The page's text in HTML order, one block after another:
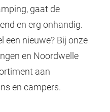
gaat de
en erg onhandig.
een nieuwe? Bij onze
en Noordwelle
aan
en campers.